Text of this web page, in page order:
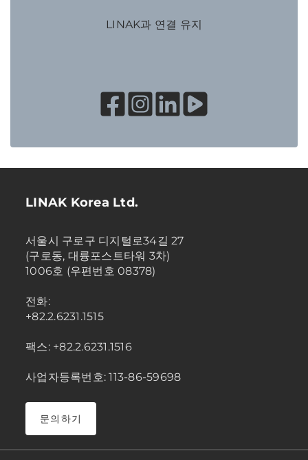
LINAK과 연결 유지
LINAK Korea Ltd.
서울시 구로구 디지털로34길 27
(구로동, 대륭포스트타워 3차)
1006호 (우편번호 08378)
전화:
+82.2.6231.1515
팩스: +82.2.6231.1516
사업자등록번호: 113-86-59698
문의하기